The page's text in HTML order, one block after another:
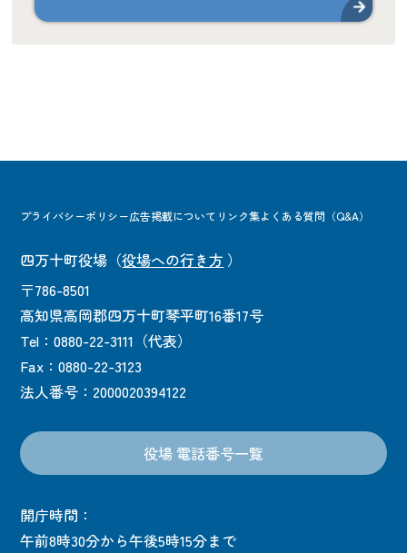
プライバシーポリシー広告掲載について リンク集よくある質問（Q&A）
四万十町役場 （役場への行き方 ）
〒786-8501
高知県高岡郡四万十町琴平町16番17号
Tel：0880-22-3111（代表）
Fax：0880-22-3123
法人番号：2000020394122
役場 電話番号一覧
開庁時間：
午前8時30分から午後5時15分まで